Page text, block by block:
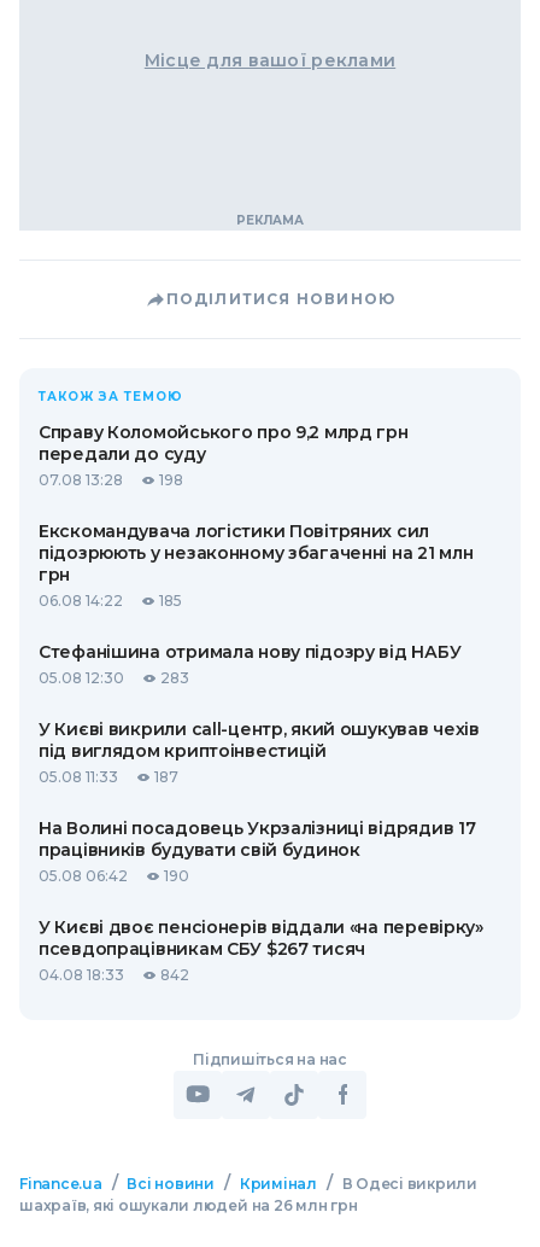
Місце для вашої реклами
ПОДІЛИТИСЯ НОВИНОЮ
ТАКОЖ ЗА ТЕМОЮ
Справу Коломойського про 9,2 млрд грн
передали до суду
07.08 13:28 198
Екскомандувача логістики Повітряних сил
підозрюють у незаконному збагаченні на 21 млн
грн
06.08 14:22 185
Стефанішина отримала нову підозру від НАБУ
05.08 12:30 283
У Києві викрили call-центр, який ошукував чехів
під виглядом криптоінвестицій
05.08 11:33 187
На Волині посадовець Укрзалізниці відрядив 17
працівників будувати свій будинок
05.08 06:42 190
У Києві двоє пенсіонерів віддали «на перевірку»
псевдопрацівникам СБУ $267 тисяч
04.08 18:33 842
Підпишіться на нас
Finance.ua / Всі новини / Кримінал /
В Одесі викрили
шахраїв, які ошукали людей на 26 млн грн